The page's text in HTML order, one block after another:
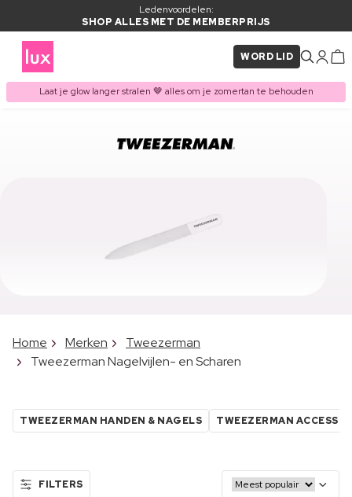
Ledenvoordelen:
SHOP ALLES MET DE MEMBERPRIJS
WORD LID
Laat je glow langer stralen 🤎 alles om je zomertan te behouden
Home Merken
Tweezerman
Tweezerman Nagelvijlen- en Scharen
TWEEZERMAN HANDEN & NAGELS TWEEZERMAN
FILTERS